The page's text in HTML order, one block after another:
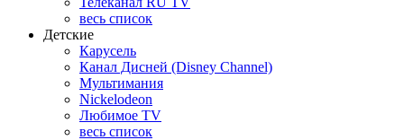
весь список
Детские
Карусель
Канал Дисней (Disney Channel)
Мультимания
Nickelodeon
Любимое TV
весь список